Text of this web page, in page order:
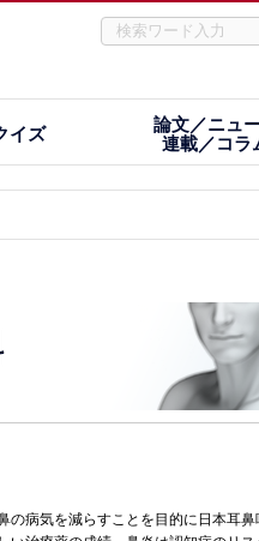
イズ
論文／ニュ
連載／コラ
の病気を減らすことを目的に日本耳